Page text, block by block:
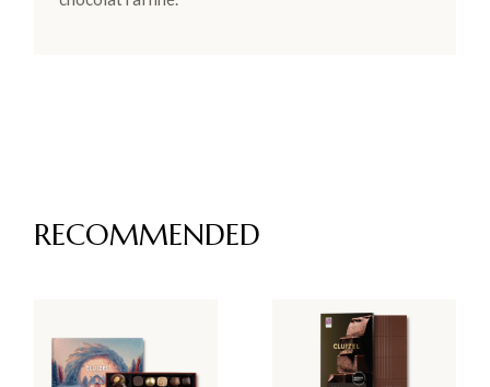
RECOMMENDED